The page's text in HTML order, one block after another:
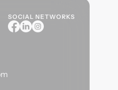
SOCIAL NETWORKS